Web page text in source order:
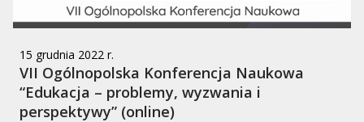
15 grudnia 2022 r.
VII Ogólnopolska Konferencja Naukowa
“Edukacja – problemy, wyzwania i
perspektywy” (online)